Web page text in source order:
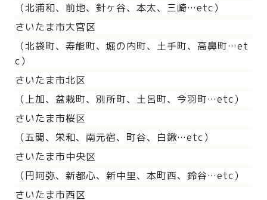
（北浦和、前地、針ヶ谷、本太、三崎…etc）
さいたま市大宮区
（北袋町、寿能町、堀の内町、土手町、高鼻町…et
c）
さいたま市北区
（上加、盆栽町、別所町、土呂町、今羽町…etc）
さいたま市桜区
（五関、栄和、南元宿、町谷、白鍬…etc）
さいたま市中央区
（円阿弥、新都心、新中里、本町西、鈴谷…etc）
さいたま市西区